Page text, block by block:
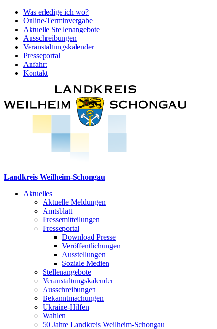
Was erledige ich wo?
Online-Terminvergabe
Aktuelle Stellenangebote
Ausschreibungen
Veranstaltungskalender
Presseportal
Anfahrt
Kontakt
Landkreis Weilheim-Schongau
Aktuelles
Aktuelle Meldungen
Amtsblatt
Pressemitteilungen
Presseportal
Download Presse
Veröffentlichungen
Ausstellungen
Soziale Medien
Stellenangebote
Veranstaltungskalender
Ausschreibungen
Bekanntmachungen
Ukraine-Hilfen
Wahlen
50 Jahre Landkreis Weilheim-Schongau